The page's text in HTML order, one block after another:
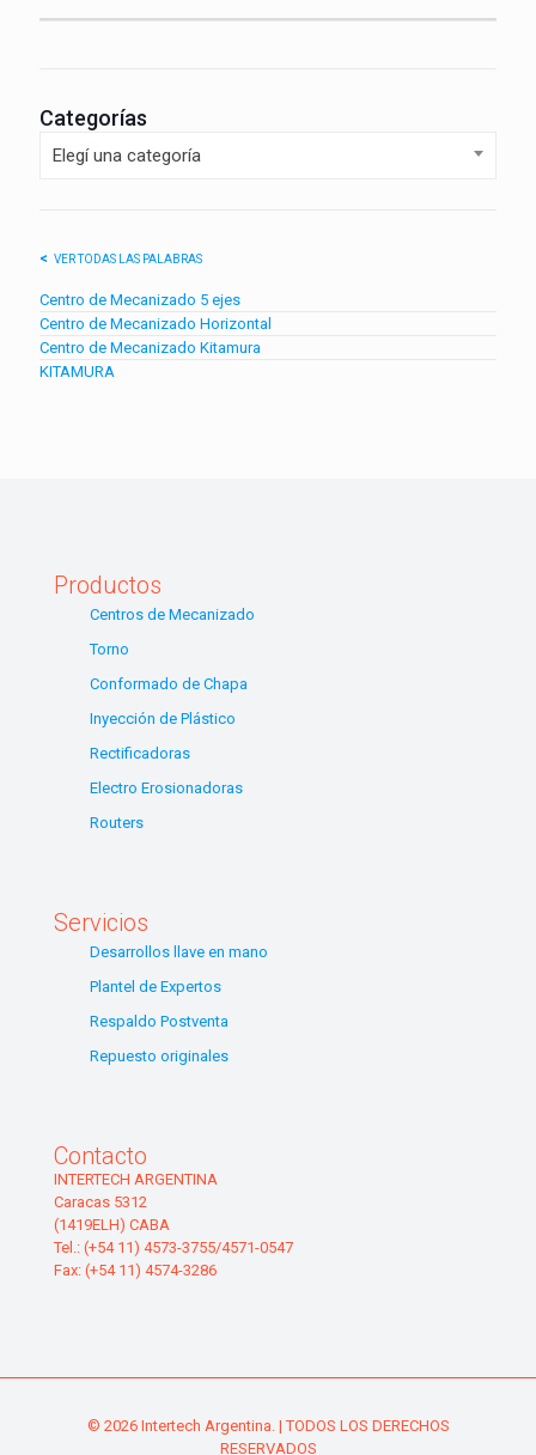
Categorías
Elegí una categoría
VER TODAS LAS PALABRAS
Centro de Mecanizado 5 ejes
Centro de Mecanizado Horizontal
Centro de Mecanizado Kitamura
KITAMURA
Productos
Centros de Mecanizado
Torno
Conformado de Chapa
Inyección de Plástico
Rectificadoras
Electro Erosionadoras
Routers
Servicios
Desarrollos llave en mano
Plantel de Expertos
Respaldo Postventa
Repuesto originales
Contacto
INTERTECH ARGENTINA
Caracas 5312
(1419ELH) CABA
Tel.: (+54 11) 4573-3755/4571-0547
Fax: (+54 11) 4574-3286
© 2026 Intertech Argentina. | TODOS LOS DERECHOS
RESERVADOS